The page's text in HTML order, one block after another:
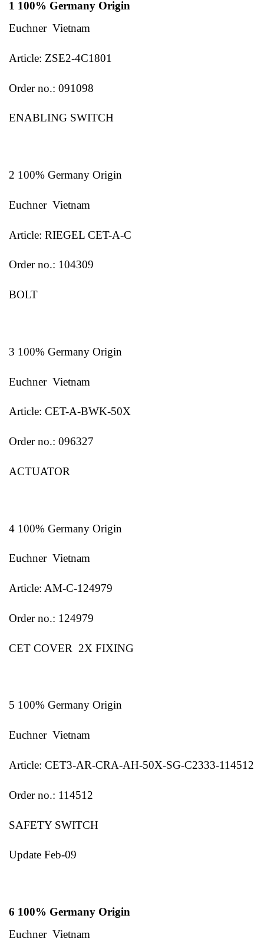
1 100% Germany Origin
Euchner Vietnam
Article: ZSE2-4C1801
Order no.: 091098
ENABLING SWITCH
2 100% Germany Origin
Euchner Vietnam
Article: RIEGEL CET-A-C
Order no.: 104309
BOLT
3 100% Germany Origin
Euchner Vietnam
Article: CET-A-BWK-50X
Order no.: 096327
ACTUATOR
4 100% Germany Origin
Euchner Vietnam
Article: AM-C-124979
Order no.: 124979
CET COVER 2X FIXING
5 100% Germany Origin
Euchner Vietnam
Article: CET3-AR-CRA-AH-50X-SG-C2333-114512
Order no.: 114512
SAFETY SWITCH
Update Feb-09
6 100% Germany Origin
Euchner Vietnam